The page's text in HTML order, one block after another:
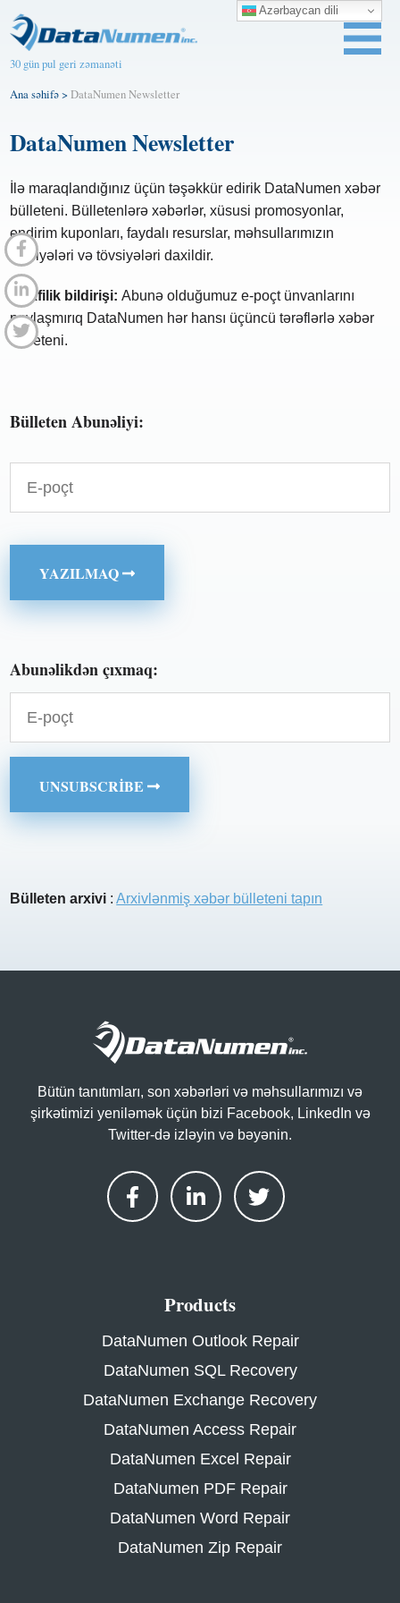
30 gün pul geri zəmanəti
Ana səhifə>DataNumen Newsletter
DataNumen Newsletter
İlə maraqlandığınız üçün təşəkkür edirik DataNumen xəbər
bülleteni. Bülletenlərə xəbərlər, xüsusi promosyonlar,
endirim kuponları, faydalı resurslar, məhsullarımızın
tövsiyələri və tövsiyələri daxildir.
Məxfilik bildirişi:Abunə olduğumuz e-poçt ünvanlarını
paylaşmırıq DataNumen hər hansı üçüncü tərəflərlə xəbər
bülleteni.
Bülleten Abunəliyi:
YAZILMAQ
Abunəlikdən çıxmaq:
UNSUBSCRIBE
Bülleten arxivi :Arxivlənmiş xəbər bülleteni tapın
Bütün tanıtımları, son xəbərləri və məhsullarımızı və
şirkətimizi yeniləmək üçün bizi Facebook, LinkedIn və
Twitter-də izləyin və bəyənin.
Products
DataNumen Outlook Repair
DataNumen SQL Recovery
DataNumen Exchange Recovery
DataNumen Access Repair
DataNumen Excel Repair
DataNumen PDF Repair
DataNumen Word Repair
DataNumen Zip Repair
Azərbaycan dili